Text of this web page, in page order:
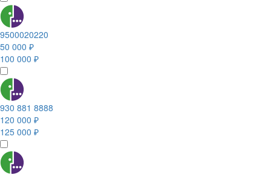
9500020220
50 000 ₽
100 000 ₽
930 881 8888
120 000 ₽
125 000 ₽